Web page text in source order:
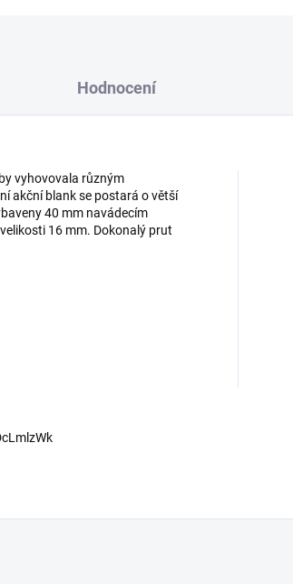
Hodnocení
vyhovovala různým
akční blank se postará o větší
40 mm navádecím
16 mm. Dokonalý prut